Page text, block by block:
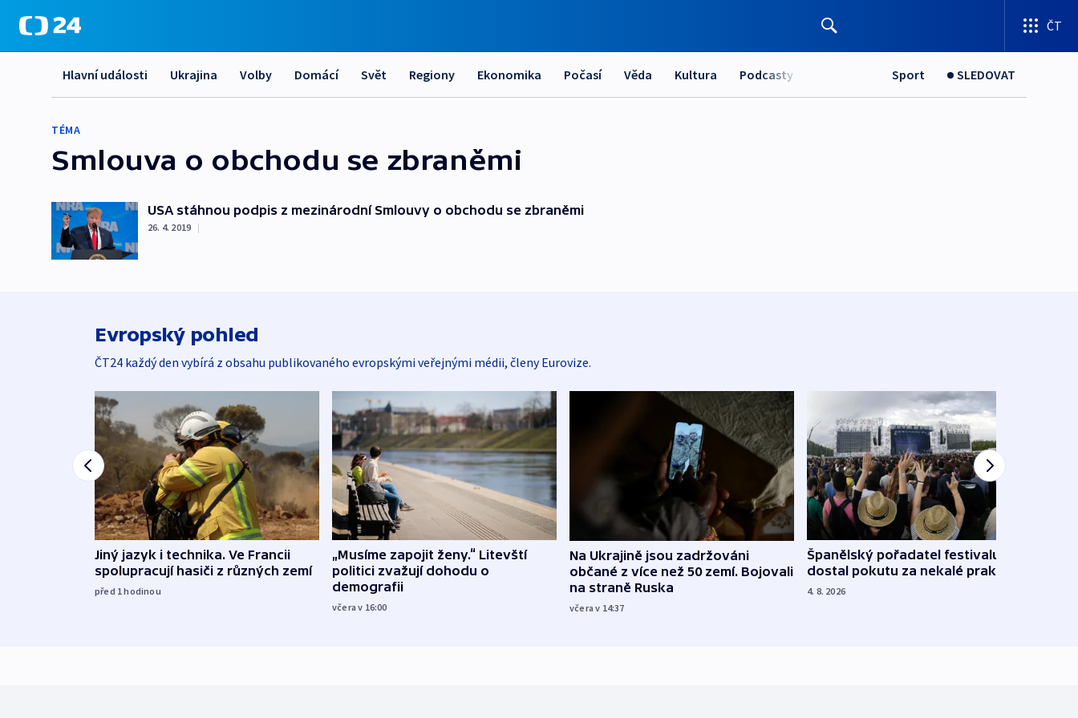
ČT
Hlavní události Ukrajina Volby Domácí Svět Regiony Ekonomika Počasí Věda Kultura Podcasty Sport SLEDOVAT
TÉMA
Smlouva o obchodu se zbraněmi
USA stáhnou podpis z mezinárodní Smlouvy o obchodu se zbraněmi
26. 4. 2019 |
Evropský pohled
ČT24 každý den vybírá z obsahu publikovaného evropskými veřejnými médii, členy Eurovize.
Jiný jazyk i technika. Ve Francii
spolupracují hasiči z různých zemí
před 1hodinou
„Musíme zapojit ženy.“ Litevští
politici zvažují dohodu o
demografii
včera v 16:00
Na Ukrajině jsou zadržováni
občané z více než 50 zemí. Bojovali
na straně Ruska
včera v 14:37
Španělský pořadatel festivalu
dostal pokutu za nekalé praktiky
4. 8. 2026